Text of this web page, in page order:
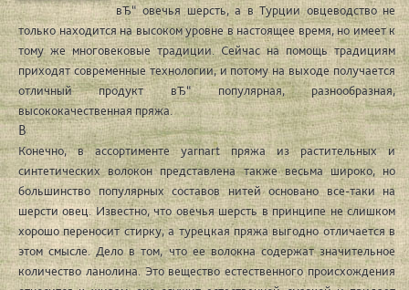
вЂ“ овечья шерсть, а в Турции овцеводство не
только находится на высоком уровне в настоящее время, но имеет к
тому же многовековые традиции. Сейчас на помощь традициям
приходят современные технологии, и потому на выходе получается
отличный продукт вЂ“ популярная, разнообразная,
высококачественная пряжа.
В
Конечно, в ассортименте yarnart пряжа из растительных и
синтетических волокон представлена также весьма широко, но
большинство популярных составов нитей основано все-таки на
шерсти овец. Известно, что овечья шерсть в принципе не слишком
хорошо переносит стирку, а турецкая пряжа выгодно отличается в
этом смысле. Дело в том, что ее волокна содержат значительное
количество ланолина. Это вещество естественного происхождения